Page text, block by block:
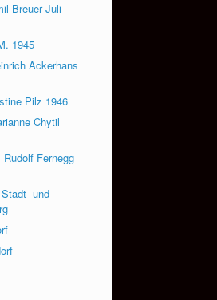
Breuer Juli
1945
Ackerhans
Pilz 1946
Chytil
Fernegg
und